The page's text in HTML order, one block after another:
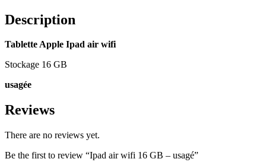
Description
Tablette Apple Ipad air wifi
Stockage 16 GB
usagée
Reviews
There are no reviews yet.
Be the first to review “Ipad air wifi 16 GB – usagé”